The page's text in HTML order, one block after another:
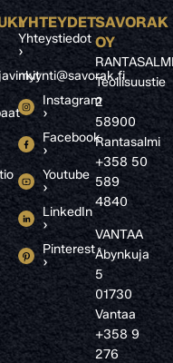
YHTEYDET
Yhteystiedot
›
myynti@savorak.fi
Instagram
›
Facebook
›
Youtube
›
LinkedIn
›
Pinterest
›
SAVORAK
OY
Teollisuustie
2
58900
Rantasalmi
+358 50
589
4840
VANTAA
Åbynkuja
5
01730
Vantaa
+358 9
276